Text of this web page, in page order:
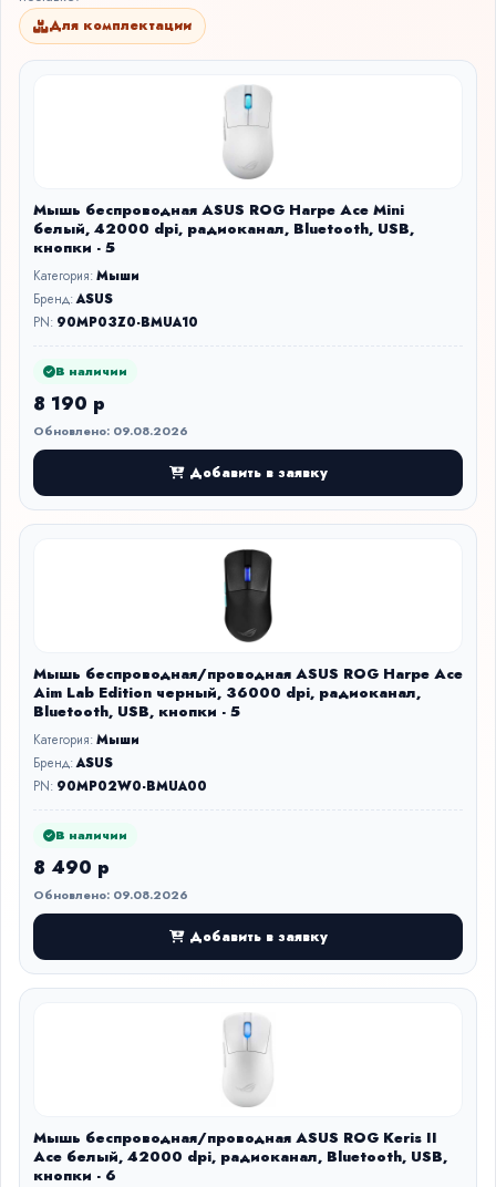
Для комплектации
Мышь беспроводная ASUS ROG Harpe Ace Mini
белый, 42000 dpi, радиоканал, Bluetooth, USB,
кнопки - 5
Категория:Мыши
Бренд:ASUS
PN: 90MP03Z0-BMUA10
В наличии
8 190 р
Обновлено: 09.08.2026
Добавить в заявку
Мышь беспроводная/проводная ASUS ROG Harpe Ace
Aim Lab Edition черный, 36000 dpi, радиоканал,
Bluetooth, USB, кнопки - 5
Категория:Мыши
Бренд:ASUS
PN: 90MP02W0-BMUA00
В наличии
8 490 р
Обновлено: 09.08.2026
Добавить в заявку
Мышь беспроводная/проводная ASUS ROG Keris II
Ace белый, 42000 dpi, радиоканал, Bluetooth, USB,
кнопки - 6